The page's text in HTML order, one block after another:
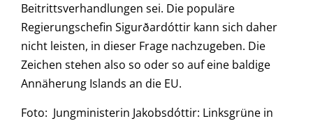
Beitrittsverhandlungen sei. Die populäre
Regierungschefin Sigurðardóttir kann sich daher
nicht leisten, in dieser Frage nachzugeben. Die
Zeichen stehen also so oder so auf eine baldige
Annäherung Islands an die EU.
Foto: Jungministerin Jakobsdóttir: Linksgrüne in